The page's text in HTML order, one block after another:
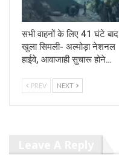
सभी वाहनों के लिए 41 घंटे बाद
खुला सिमली- अल्मोड़ा नेशनल
हाईवे, आवाजाही सुचारू होने…
PREV NEXT